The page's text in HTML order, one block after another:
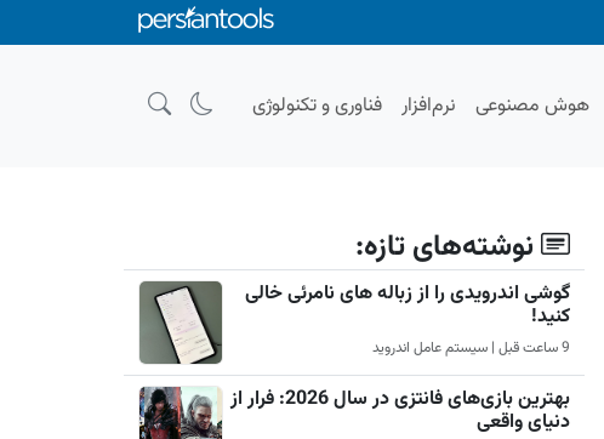
هوش مصنوعی نرم‌افزار فناوری و تکنولوژی
نوشته‌های تازه:
گوشی اندرویدی را از زباله های نامرئی خالی
کنید!
9 ساعت قبل | سیستم عامل اندروید
بهترین بازی‌های فانتزی در سال 2026: فرار از
دنیای واقعی